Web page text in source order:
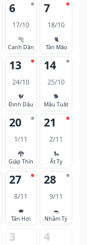
6
17/10
🐅
Canh Dần
7
18/10
🐈
Tân Mão
13
24/10
🐓
Đinh Dậu
14
25/10
🐕
Mậu Tuất
20
1/11
🐉
Giáp Thìn
21
2/11
🐍
Ất Tỵ
27
8/11
🐖
Tân Hợi
28
9/11
🐀
Nhâm Tý
3 4